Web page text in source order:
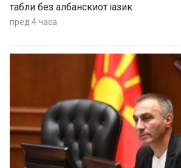
табли без албанскиот јазик
пред 4 часа